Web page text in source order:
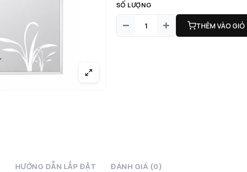
SỐ LƯỢNG
THÊM VÀO GIỎ
HƯỚNG DẪN LẮP ĐẶT ĐÁNH GIÁ (0)